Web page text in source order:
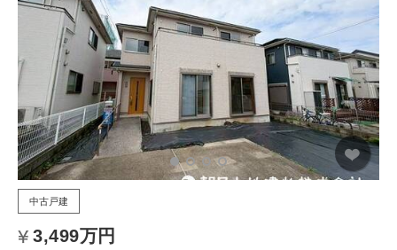
中古戸建
3,499万円